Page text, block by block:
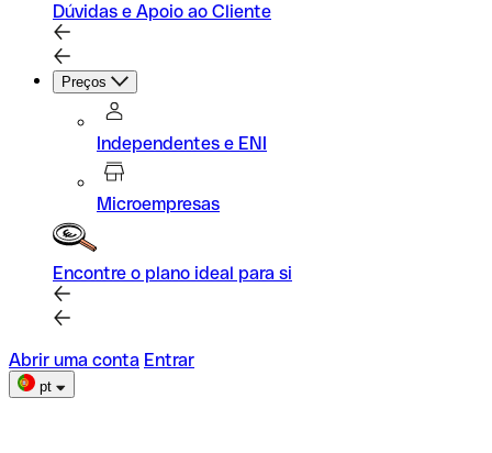
Dúvidas e Apoio ao Cliente
Preços
Independentes e ENI
Microempresas
Encontre o plano ideal para si
Abrir uma conta Entrar
pt